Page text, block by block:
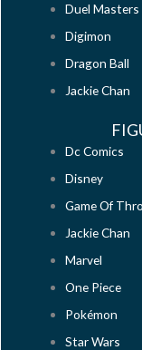
Duel Masters
Digimon
Dragon Ball
Jackie Chan
Dc Comics
Disney
Game Of
Jackie Chan
Marvel
One Piece
Pokémon
Star Wars